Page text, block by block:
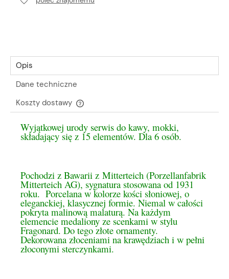
Opis
Dane techniczne
Koszty dostawy
Cena nie zawiera ewentualnych kosztów płatności
Wyjątkowej urody serwis do kawy, mokki,
składający się z 15 elementów. Dla 6 osób.
Pochodzi z Bawarii z Mitterteich (Porzellanfabrik
Mitterteich AG), sygnatura stosowana od 1931
roku. Porcelana w kolorze kości słoniowej, o
eleganckiej, klasycznej formie. Niemal w całości
pokryta malinową malaturą. Na każdym
elemencie medaliony ze scenkami w stylu
Fragonard. Do tego złote ornamenty.
Dekorowana złoceniami na krawędziach i w pełni
złoconymi sterczynkami.